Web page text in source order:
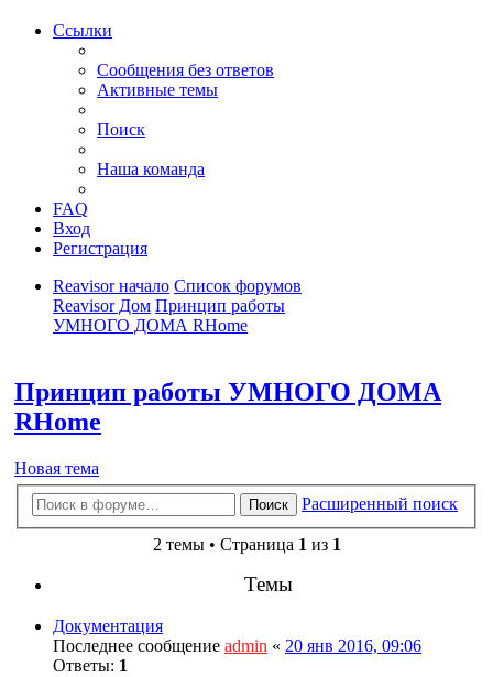
Ссылки
Сообщения без ответов
Активные темы
Поиск
Наша команда
FAQ
Вход
Регистрация
Reavisor начало Список форумов
Reavisor Дом Принцип работы
УМНОГО ДОМА RHome
Принцип работы УМНОГО ДОМА
RHome
Новая тема
Поиск Расширенный поиск
2 темы • Страница 1 из 1
Темы
Документация
Последнее сообщение admin « 20 янв 2016, 09:06
Ответы: 1